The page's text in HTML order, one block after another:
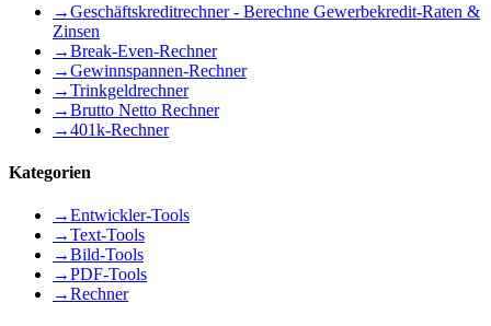
→Geschäftskreditrechner - Berechne Gewerbekredit-Raten &
Zinsen
→Break-Even-Rechner
→Gewinnspannen-Rechner
→Trinkgeldrechner
→Brutto Netto Rechner
→401k-Rechner
Kategorien
→Entwickler-Tools
→Text-Tools
→Bild-Tools
→PDF-Tools
→Rechner